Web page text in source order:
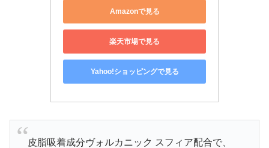
Amazonで見る
楽天市場で見る
Yahoo!ショッピングで見る
皮脂吸着成分ヴォルカニック スフィア配合で、